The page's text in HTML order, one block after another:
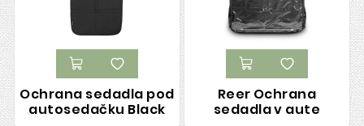
Ochrana sedadla pod
autosedačku Black
Reer Ochrana
sedadla v aute